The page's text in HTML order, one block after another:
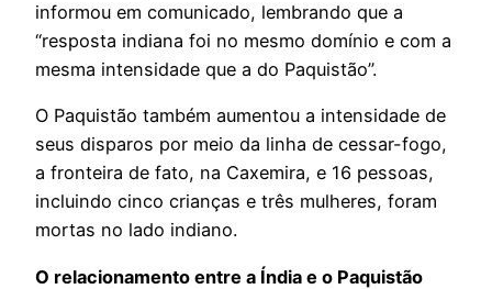
informou em comunicado, lembrando que a
“resposta indiana foi no mesmo domínio e com a
mesma intensidade que a do Paquistão”.
O Paquistão também aumentou a intensidade de
seus disparos por meio da linha de cessar-fogo,
a fronteira de fato, na Caxemira, e 16 pessoas,
incluindo cinco crianças e três mulheres, foram
mortas no lado indiano.
O relacionamento entre a Índia e o Paquistão